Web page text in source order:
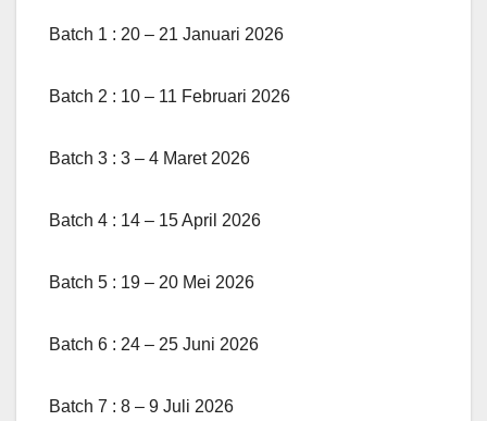
Batch 1 : 20 – 21 Januari 2026
Batch 2 : 10 – 11 Februari 2026
Batch 3 : 3 – 4 Maret 2026
Batch 4 : 14 – 15 April 2026
Batch 5 : 19 – 20 Mei 2026
Batch 6 : 24 – 25 Juni 2026
Batch 7 : 8 – 9 Juli 2026